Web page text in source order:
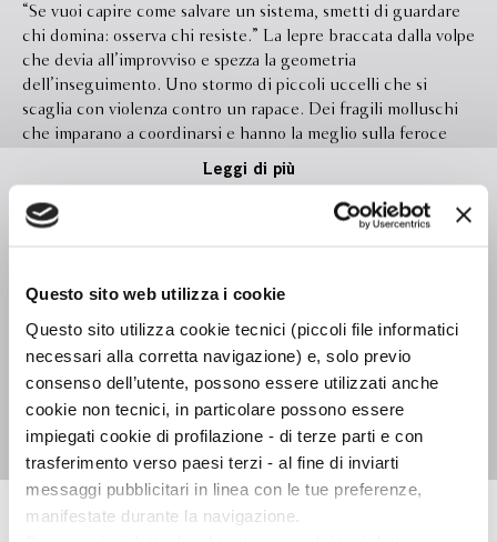
Questo sito web utilizza i cookie
Questo sito utilizza cookie tecnici (piccoli file informatici
necessari alla corretta navigazione) e, solo previo
consenso dell’utente, possono essere utilizzati anche
cookie non tecnici, in particolare possono essere
impiegati cookie di profilazione - di terze parti e con
trasferimento verso paesi terzi - al fine di inviarti
messaggi pubblicitari in linea con le tue preferenze,
manifestate durante la navigazione.
“Se vuoi capire come salvare un sistema, smetti di guardare
chi domina: osserva chi resiste.” La lepre braccata dalla volpe
che devia all’improvviso e spezza la geometria
dell’inseguimento. Uno stormo di piccoli uccelli che si
scaglia con violenza contro un rapace. Dei fragili molluschi
che imparano a coordinarsi e hanno la meglio sulla feroce
aragosta. Sono solo alcuni degli affascinanti esempi con cui
questo libro rovescia il racconto della natura come regno
della sopraffazione, dove l’animale più forte ha sempre la
meglio. Perché la narrazione del predatore come re della
aquile e leoni rampanti – ma è anche profondamente
incompleta. In natura l’evoluzione per selezione naturale non
ha volontà propria, e la preda non fa nulla di diverso dal
predatore: come quest’ultimo, è parte di un sistema
complesso in cui è occupata a sopravvivere, ed è esposta a
pressioni che la portano a sviluppare sensibilità, flessibilità,
vulnerabili, ci ammaliamo, invecchiamo, dipendiamo dagli
altri e dall’ambiente: tutti, in fondo, siamo prede. Il cambio
di paradigma che questo libro ci offre è davvero
Leggi di più
Legatura brossura con sovraccoperta
Pagine 288
In libreria da Giugno 2026
Isbn 9788830154940